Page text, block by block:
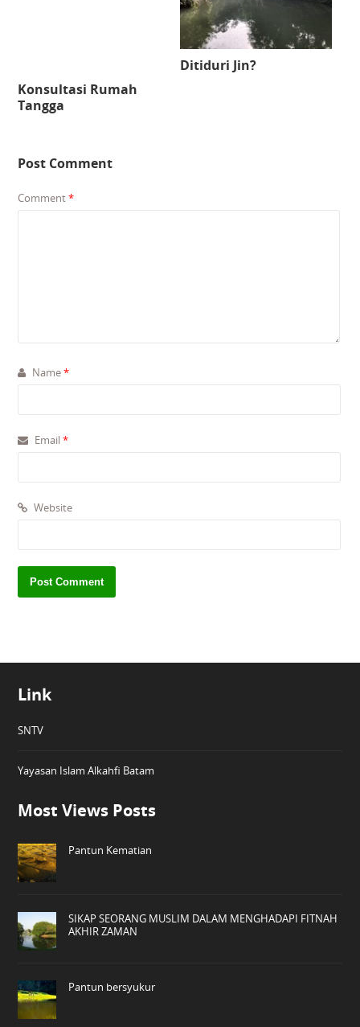
Ditiduri Jin?
Konsultasi Rumah
Tangga
Post Comment
Comment*
Name*
Email*
Website
Link
SNTV
Yayasan Islam Alkahfi Batam
Most Views Posts
Pantun Kematian
SIKAP SEORANG MUSLIM DALAM MENGHADAPI FITNAH
AKHIR ZAMAN
Pantun bersyukur